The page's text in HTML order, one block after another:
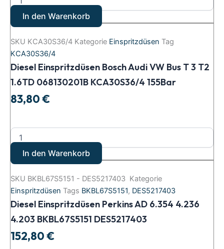
In den Warenkorb
SKU KCA30S36/4 Kategorie Einspritzdüsen Tag
KCA30S36/4
Diesel Einspritzdüsen Bosch Audi VW Bus T 3 T2
1.6TD 068130201B KCA30S36/4 155Bar
83,80€
In den Warenkorb
SKU BKBL67S5151 - DES5217403 Kategorie
Einspritzdüsen Tags BKBL67S5151, DES5217403
Diesel Einspritzdüsen Perkins AD 6.354 4.236
4.203 BKBL67S5151 DES5217403
152,80€